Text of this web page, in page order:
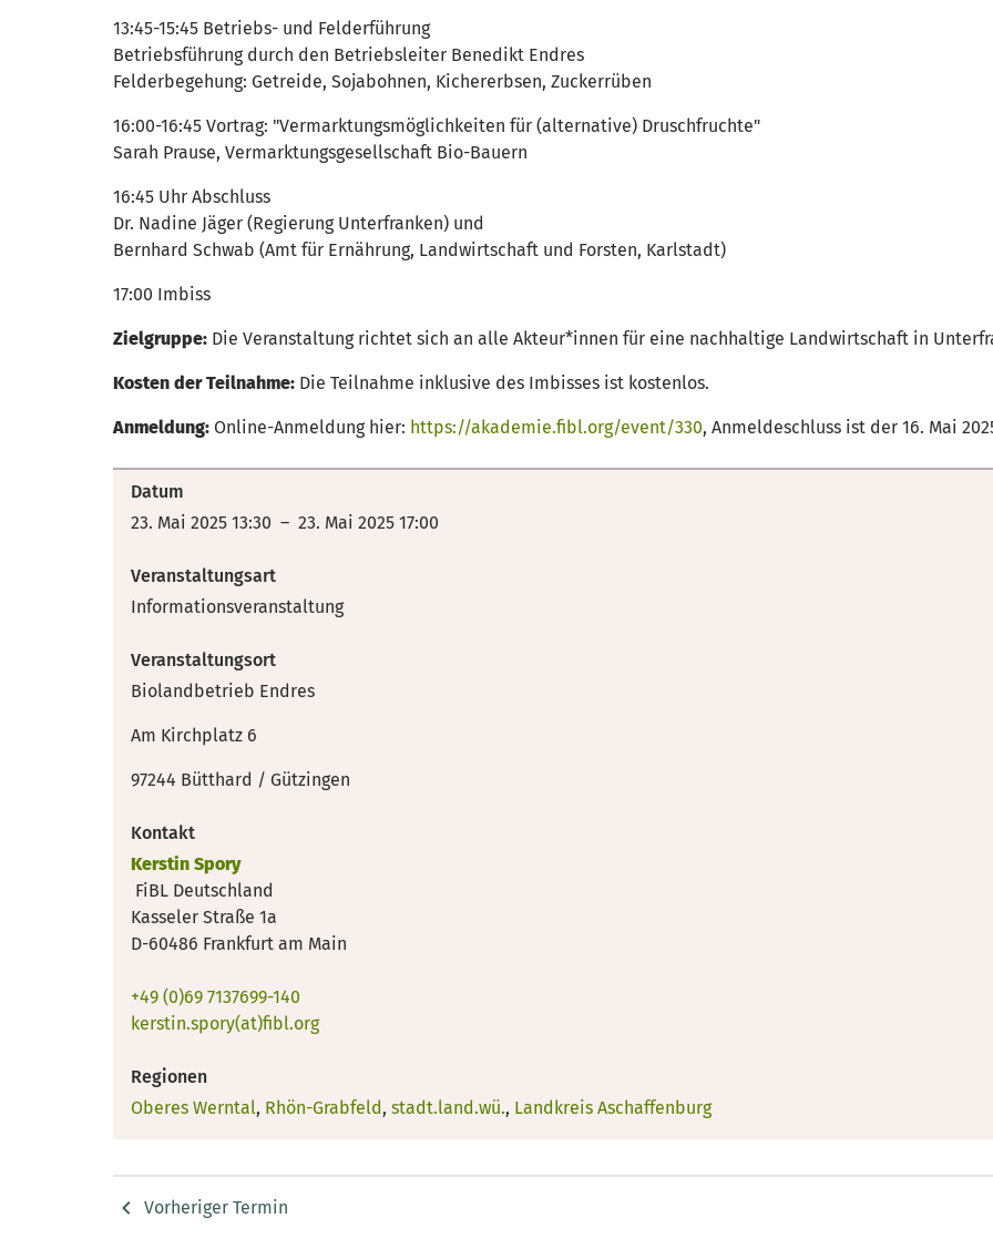
13:45-15:45 Betriebs- und Felderführung
Betriebsführung durch den Betriebsleiter Benedikt Endres
Felderbegehung: Getreide, Sojabohnen, Kichererbsen, Zuckerrüben
16:00-16:45 Vortrag: "Vermarktungsmöglichkeiten für (alternative) Druschfruchte"
Sarah Prause, Vermarktungsgesellschaft Bio-Bauern
16:45 Uhr Abschluss
Dr. Nadine Jäger (Regierung Unterfranken) und
Bernhard Schwab (Amt für Ernährung, Landwirtschaft und Forsten, Karlstadt)
17:00 Imbiss
Zielgruppe: Die Veranstaltung richtet sich an alle Akteur*innen für eine nachhaltige Landwirtschaft in
Kosten der Teilnahme: Die Teilnahme inklusive des Imbisses ist kostenlos.
Anmeldung: Online-Anmeldung hier: https://akademie.fibl.org/event/330, Anmeldeschluss ist der 16. Mai
Datum
23. Mai 2025 13:30 – 23. Mai 2025 17:00
Veranstaltungsart
Informationsveranstaltung
Veranstaltungsort
Biolandbetrieb Endres
Am Kirchplatz 6
97244 Bütthard / Gützingen
Kontakt
Kerstin Spory
FiBL Deutschland
Kasseler Straße 1a
D-60486 Frankfurt am Main
+49 (0)69 7137699-140
kerstin.spory(at)fibl.org
Regionen
Oberes Werntal, Rhön-Grabfeld, stadt.land.wü., Landkreis Aschaffenburg
Vorheriger Termin